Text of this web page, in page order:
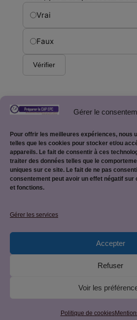
Gérer le
Pour offrir les meilleures expériences, nous
telles que les cookies pour stocker et/ou
appareils. Le fait de consentir à ces
traiter des données telles que le
uniques sur ce site. Le fait de ne pas
consentement peut avoir un effet négatif
et fonctions.
Gérer les services
Accepter
Refuser
Voir les
Politique de cookies
Vrai
Faux
Vérifier
Retour vers la page
© 2026 CAP EPC : équipier
JetForceOne• Construit